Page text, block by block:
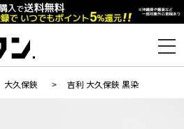
大久保鋏 > 吉利 大久保鋏 黒染